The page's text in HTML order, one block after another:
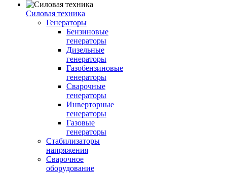
Силовая техника
Генераторы
Бензиновые
генераторы
Дизельные
генераторы
Газобензиновые
генераторы
Сварочные
генераторы
Инверторные
генераторы
Газовые
генераторы
Стабилизаторы
напряжения
Cварочное
оборудование